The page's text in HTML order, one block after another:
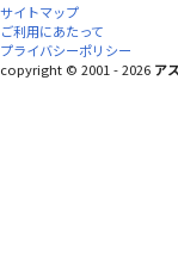
サイトマップ
ご利用にあたって
プライバシーポリシー
copyright © 2001 - 2026 ア